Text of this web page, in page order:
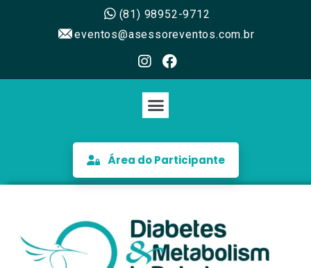
(81) 98952-9712
eventos@asessoreventos.com.br
Área do Participante